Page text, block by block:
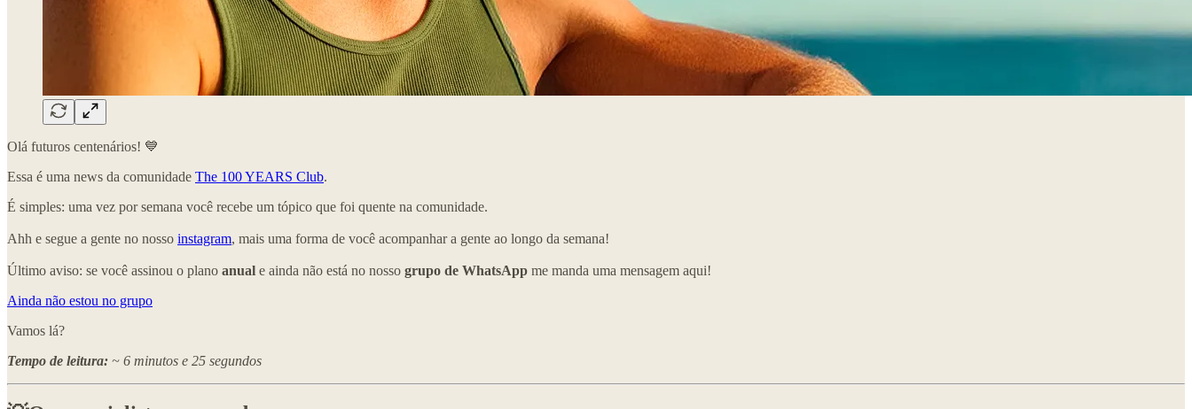
Olá futuros centenários! 💙
Essa é uma news da comunidade The 100 YEARS Club.
É simples: uma vez por semana você recebe um tópico que foi quente na comunidade.
Ahh e segue a gente no nosso instagram, mais uma forma de você acompanhar a gente ao longo da semana!
Último aviso: se você assinou o plano anual e ainda não está no nosso grupo de WhatsApp me manda uma mensagem aqui!
Ainda não estou no grupo
Vamos lá?
Tempo de leitura: ~ 6 minutos e 25 segundos